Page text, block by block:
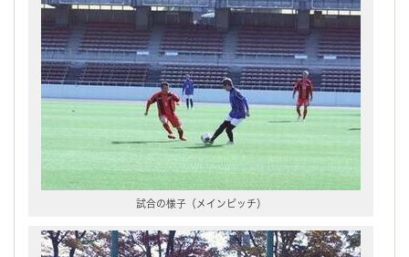
試合の様子（メインピッチ）